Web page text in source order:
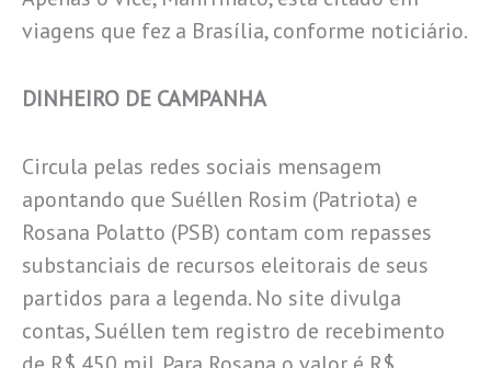
viagens que fez a Brasília, conforme noticiário.
DINHEIRO DE CAMPANHA
Circula pelas redes sociais mensagem
apontando que Suéllen Rosim (Patriota) e
Rosana Polatto (PSB) contam com repasses
substanciais de recursos eleitorais de seus
partidos para a legenda. No site divulga
contas, Suéllen tem registro de recebimento